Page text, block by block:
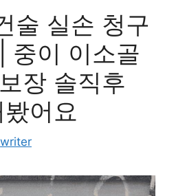
술 실손 청구
중이 이소골
장 솔직후
어요
writer